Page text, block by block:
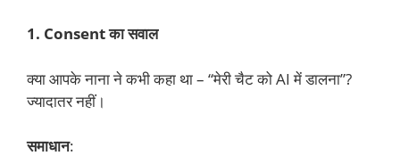
1. Consent का सवाल
क्या आपके नाना ने कभी कहा था – “मेरी चैट को AI में डालना”?
ज्यादातर नहीं।
समाधान: